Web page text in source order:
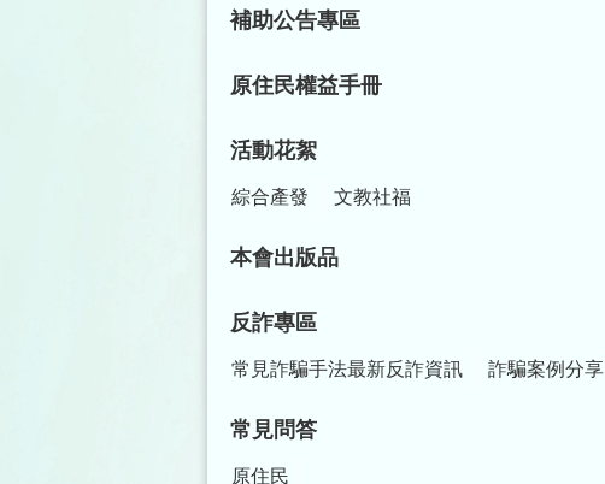
補助公告專區
原住民權益手冊
活動花絮
綜合產發 文教社福
本會出版品
反詐專區
常見詐騙手法最新反詐資訊 詐騙案例分享
常見問答
原住民